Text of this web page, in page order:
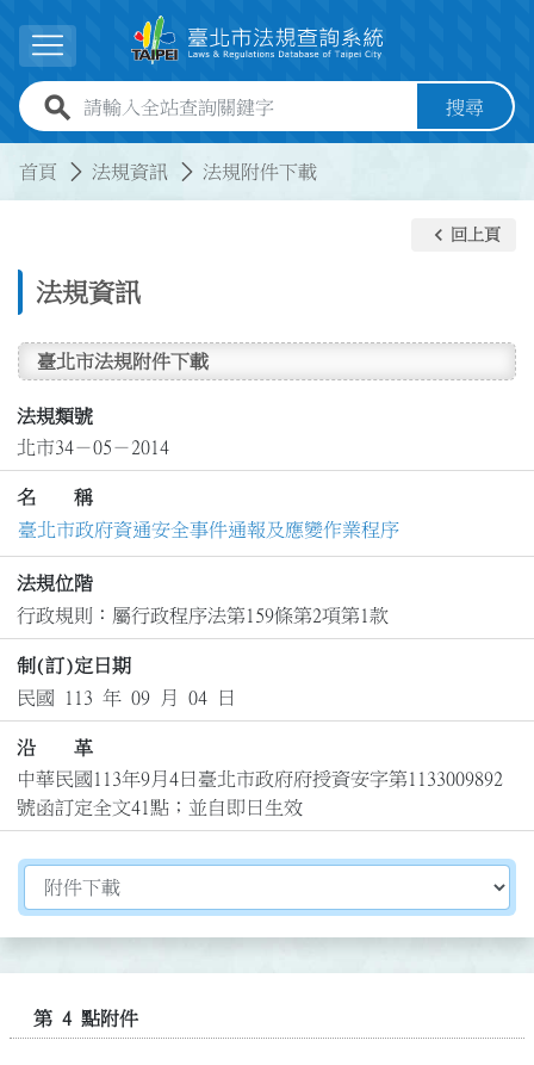
展開選單
全站查詢關鍵字欄位 搜尋
首頁 法規資訊 法規附件下載
法規資訊
keyboard_arrow_left 回上頁
臺北市法規附件下載
法規類號
北市34－05－2014
名 稱
臺北市政府資通安全事件通報及應變作業程序
法規位階
行政規則：屬行政程序法第159條第2項第1款
制(訂)定日期
民國 113 年 09 月 04 日
沿 革
中華民國113年9月4日臺北市政府府授資安字第1133009892
號函訂定全文41點；並自即日生效
切換選擇法規資訊內容
第 4 點附件